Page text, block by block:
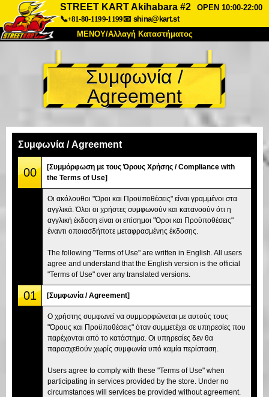
STREET KART Akihabara #2
OPEN 10:00-22:00
📞+81-80-1199-1199📧 shina@kart.st
ΜΕΝΟΥ/Αλλαγή Καταστήματος
Σχετικά Προδιαγραφές Τιμές
Πρόσβαση Αναφορές Συχνές Ερωτήσεις
Αλλαγή Καταστήματος
Τόκιο Σινάγαουα #1
Τόκιο Ακίχαμπαρα #2
Τόκιο Σιμπούγια Annex Τόκιο Κόλπος
Τόκιο Ασακούσα Οσάκα
Συμφωνία /
Agreement
Συμφωνία / Agreement
00
[Συμμόρφωση με τους Όρους Χρήσης / Compliance with
the Terms of Use]
Οι ακόλουθοι "Όροι και Προϋποθέσεις" είναι γραμμένοι στα
αγγλικά. Όλοι οι χρήστες συμφωνούν και κατανοούν ότι η
αγγλική έκδοση είναι οι επίσημοι "Όροι και Προϋποθέσεις"
έναντι οποιασδήποτε μεταφρασμένης έκδοσης.
The following "Terms of Use" are written in English. All users
agree and understand that the English version is the official
"Terms of Use" over any translated versions.
01 [Συμφωνία / Agreement]
Ο χρήστης συμφωνεί να συμμορφώνεται με αυτούς τους
"Όρους και Προϋποθέσεις" όταν συμμετέχει σε υπηρεσίες που
παρέχονται από το κατάστημα. Οι υπηρεσίες δεν θα
παρασχεθούν χωρίς συμφωνία υπό καμία περίσταση.
Users agree to comply with these "Terms of Use" when
participating in services provided by the store. Under no
circumstances will services be provided without agreement.